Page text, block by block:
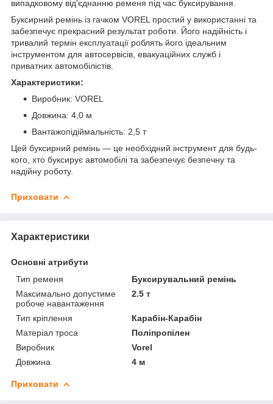
випадковому від'єднанню ременя під час буксирування.
Буксирний ремінь із гачком VOREL простий у використанні та
забезпечує прекрасний результат роботи. Його надійність і
тривалий термін експлуатації роблять його ідеальним
інструментом для автосервісів, евакуаційних служб і
приватних автомобілістів.
Характеристики:
Виробник: VOREL
Довжина: 4,0 м
Вантажопідіймальність: 2,5 т
Цей буксирний ремінь — це необхідний інструмент для будь-
кого, хто буксирує автомобілі та забезпечує безпечну та
надійну роботу.
Приховати
Характеристики
Основні атрибути
Тип ременя
Буксирувальний ремінь
Максимально допустиме
робоче навантаження
2.5 т
Тип кріплення
Карабін-Карабін
Матеріал троса
Поліпропілен
Виробник
Vorel
Довжина
4 м
Приховати